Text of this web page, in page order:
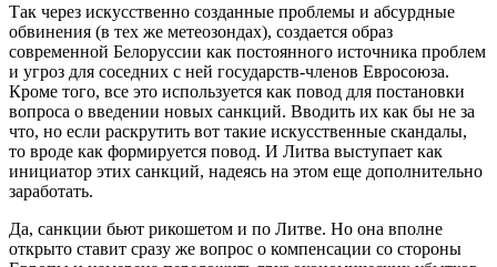
Так через искусственно созданные проблемы и абсурдные
обвинения (в тех же метеозондах), создается образ
современной Белоруссии как постоянного источника проблем
и угроз для соседних с ней государств-членов Евросоюза.
Кроме того, все это используется как повод для постановки
вопроса о введении новых санкций. Вводить их как бы не за
что, но если раскрутить вот такие искусственные скандалы,
то вроде как формируется повод. И Литва выступает как
инициатор этих санкций, надеясь на этом еще дополнительно
заработать.
Да, санкции бьют рикошетом и по Литве. Но она вполне
открыто ставит сразу же вопрос о компенсации со стороны